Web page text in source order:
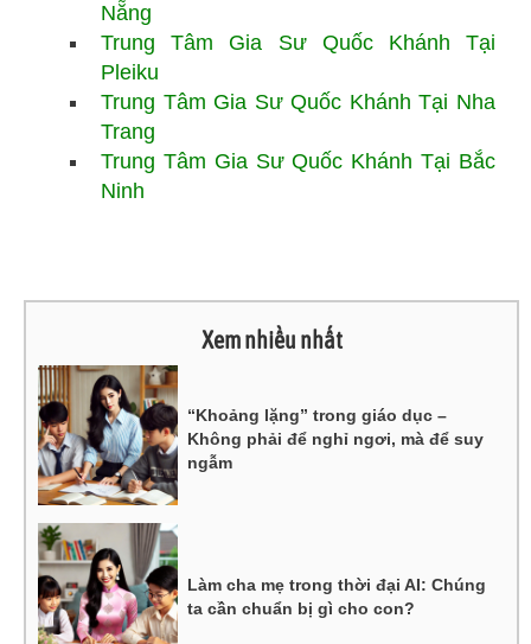
Nẵng
Trung Tâm Gia Sư Quốc Khánh Tại
Pleiku
Trung Tâm Gia Sư Quốc Khánh Tại Nha
Trang
Trung Tâm Gia Sư Quốc Khánh Tại Bắc
Ninh
Xem nhiều nhất
“Khoảng lặng” trong giáo dục –
Không phải để nghỉ ngơi, mà để suy
ngẫm
Làm cha mẹ trong thời đại AI: Chúng
ta cần chuẩn bị gì cho con?